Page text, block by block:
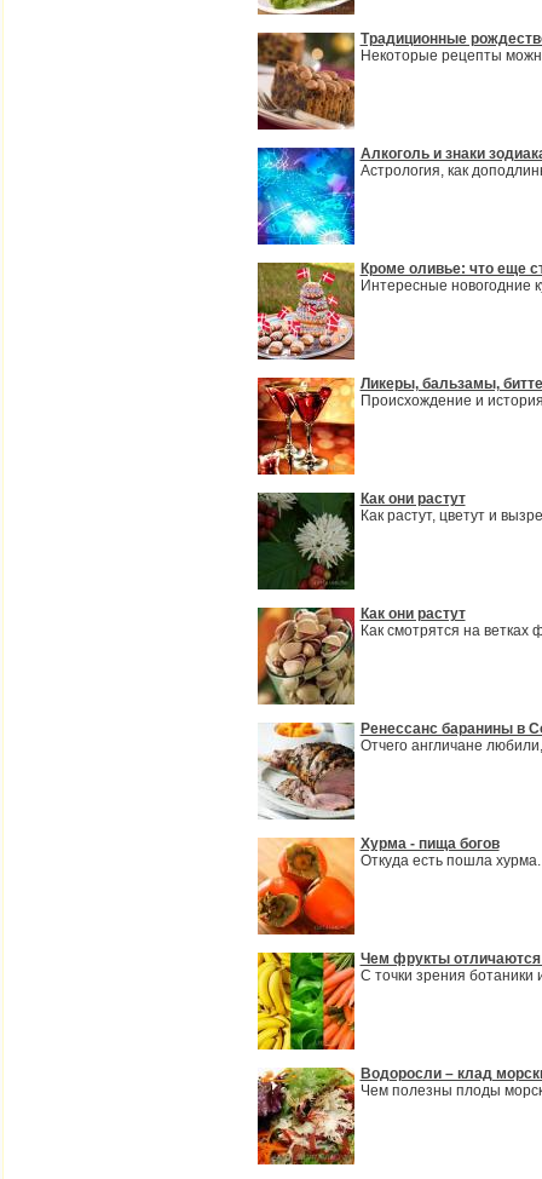
Традиционные
Некоторые рецепты
Алкоголь и знаки
Астрология, как
Кроме оливье: что еще
Интересные новогодние
Ликеры, бальзамы,
Происхождение и
Как они растут
Как растут, цветут и
Как они растут
Как смотрятся на
Ренессанс баранины в
Отчего англичане
Хурма - пища богов
Откуда есть пошла
Чем фрукты
С точки зрения ботаники
Водоросли – клад
Чем полезны плоды